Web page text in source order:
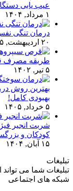
عیب یابی
۱ مرداد, ۱۴۰۴
درمان تنگی
۲۰ اردیبهشت, ۱۴۰۵
طریقه مصرف
۵ تیر, ۱۴۰۲
بهترین روش
بهبودی کامل!
۵ خرداد, ۱۴۰۵
شربت انجیر
کودکان و
۱۵ آبان, ۱۴۰۴
تبلیغات
تبلیغات شما می تواند
شبکه های اجتماعی